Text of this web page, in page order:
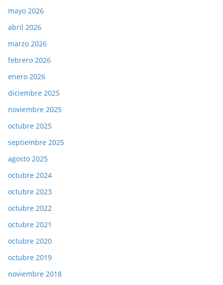
mayo 2026
abril 2026
marzo 2026
febrero 2026
enero 2026
diciembre 2025
noviembre 2025
octubre 2025
septiembre 2025
agosto 2025
octubre 2024
octubre 2023
octubre 2022
octubre 2021
octubre 2020
octubre 2019
noviembre 2018